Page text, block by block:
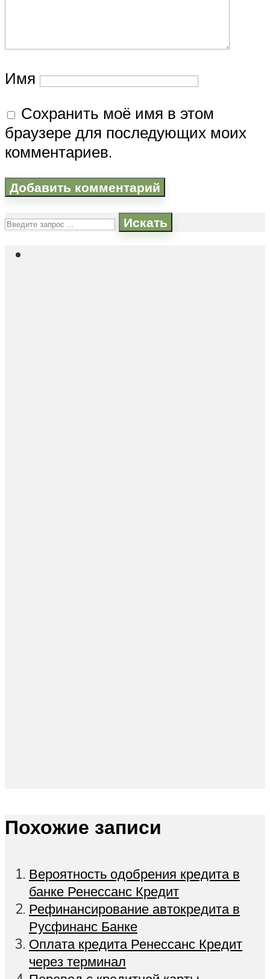
Имя
Сохранить моё имя в этом
браузере для последующих моих
комментариев.
Искать
Похожие записи
Вероятность одобрения кредита в
банке Ренессанс Кредит
Рефинансирование автокредита в
Русфинанс Банке
Оплата кредита Ренессанс Кредит
через терминал